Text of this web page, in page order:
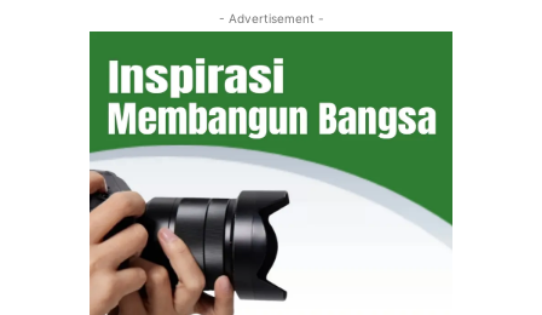
- Advertisement -